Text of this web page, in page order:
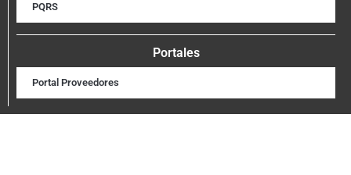
PQRS
Portales
Portal Proveedores